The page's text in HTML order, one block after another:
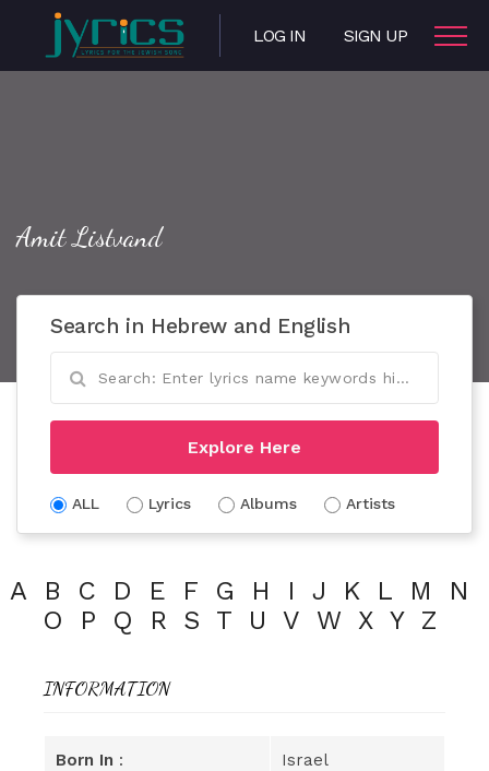
LOG IN SIGN UP
Amit Listvand
Search in Hebrew and English
Explore Here
ALL Lyrics Albums Artists
A B C D E F G H I J K L M
N
O
P Q R S T U V W X Y Z
INFORMATION
Born In : Israel